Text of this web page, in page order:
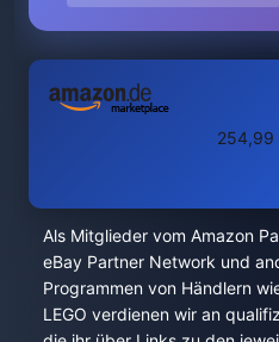
254,99
Als Mitglieder vom Amazon
eBay Partner Network und
Programmen von Händlern
LEGO verdienen wir an